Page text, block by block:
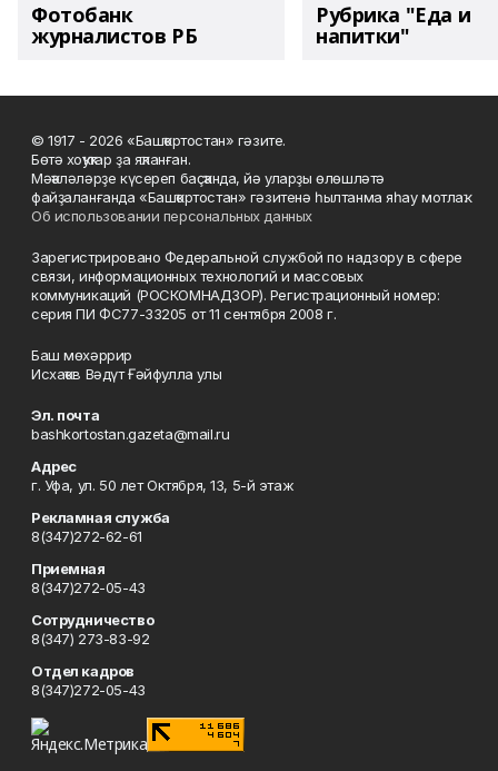
Фотобанк
журналистов РБ
Рубрика "Еда и
напитки"
© 1917 - 2026 «Башҡортостан» гәзите.
Бөтә хоҡуҡтар ҙа яҡланған.
Мәҡәләләрҙе күсереп баҫҡанда, йә уларҙы өлөшләтә
файҙаланғанда «Башҡортостан» гәзитенә һылтанма яһау мотлаҡ.
Об использовании персональных данных
Зарегистрировано Федеральной службой по надзору в сфере
связи, информационных технологий и массовых
коммуникаций (РОСКОМНАДЗОР). Регистрационный номер:
серия ПИ ФС77-33205 от 11 сентября 2008 г.
Баш мөхәррир
Исхаҡов Вәдүт Ғәйфулла улы
Эл. почта
bashkortostan.gazeta@mail.ru
Адрес
г. Уфа, ул. 50 лет Октября, 13, 5-й этаж
Рекламная служба
8(347)272-62-61
Приемная
8(347)272-05-43
Сотрудничество
8(347) 273-83-92
Отдел кадров
8(347)272-05-43